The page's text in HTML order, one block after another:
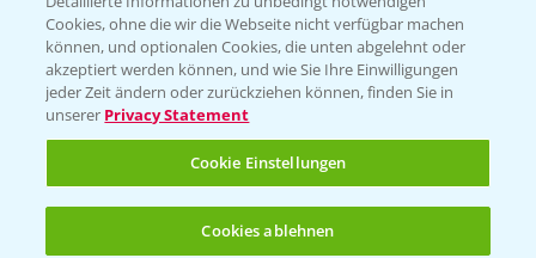
Folgen Sie uns
Cookies, ohne die wir die Webseite nicht verfügbar machen
können, und optionalen Cookies, die unten abgelehnt oder
akzeptiert werden können, und wie Sie Ihre Einwilligungen
jeder Zeit ändern oder zurückziehen können, finden Sie in
unserer Privacy Statement
Cookie Einstellungen
Cookies ablehnen